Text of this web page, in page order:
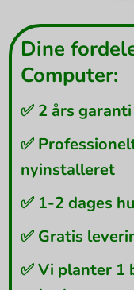
Dine
Computer:
✅ 2 års
✅
nyinstalleret
✅ 1-2 dages
✅ Gratis
✅ Vi planter